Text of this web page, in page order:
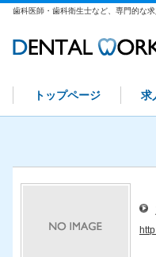
歯科医師・歯科衛生士など、専門的な
トップページ 求